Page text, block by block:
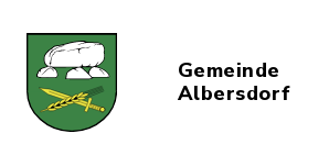
Gemeinde
Albersdorf